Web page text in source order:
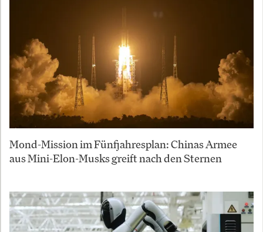
Mond-Mission im Fünfjahresplan: Chinas Armee
aus Mini-Elon-Musks greift nach den Sternen